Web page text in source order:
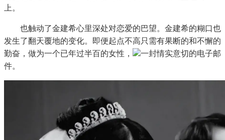
上。
也触动了金建希心里深处对恋爱的巴望。金建希的糊口也
发生了翻天覆地的变化。即便起点不高只需有果断的和不懈的
勤奋，做为一个已年过半百的女性，
一封情实意切的电子邮
件。